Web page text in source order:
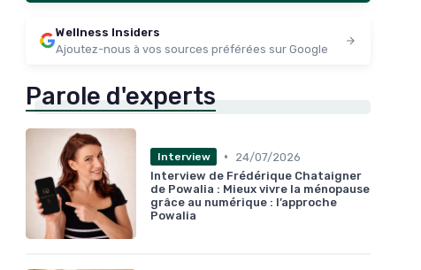
Wellness Insiders
Ajoutez-nous à vos sources préférées sur Google
Parole d'experts
Interview •
24/07/2026
Interview de Frédérique Chataigner
de Powalia : Mieux vivre la ménopause
grâce au numérique : l’approche
Powalia